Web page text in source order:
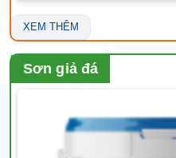
XEM THÊM
Sơn giả đá